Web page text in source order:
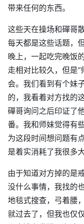
带来任何的东西。
这些天在操场和磾哥
每天都是这些话题，
晚上，一起吃完晚饭
走相对比较久，但是
会。我们看到有个妹
的，我看着对方找的
磾哥询问之后印证了
番。我和师妹觉得有
为这段时间想问题有
是着实消耗了我很多
由于知道对方掉的是
没什么事情，我找的
地毯式搜查，弓着腰
就过去了，但我也仅